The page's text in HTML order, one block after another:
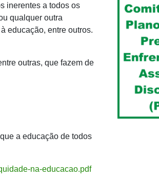
inerentes a todos os
qualquer outra
educação, entre outros.
outras, que fazem de
a educação de todos
na-educacao.pdf